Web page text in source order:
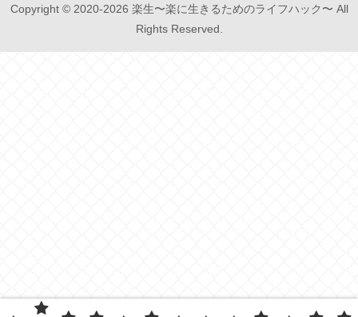
Copyright © 2020-2026 楽生〜楽に生きるためのライフハック〜 All
Rights Reserved.